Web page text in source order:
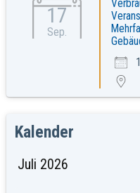
17
Sep.
Kalender